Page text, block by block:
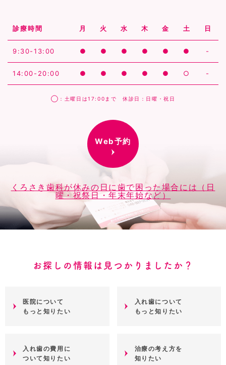
診療時間 月 火 水 木 金 土 日
9:30-13:00 ● ● ● ● ● ● -
14:00-20:00 ● ● ● ● ● ○ -
◯：土曜日は17:00まで 休診日：日曜・祝日
Web予約
くろさき歯科が休みの日に歯で困った場合には（日
曜・祝祭日・年末年始など）
お探しの情報は見つかりましたか？
医院について
もっと知りたい
入れ歯について
もっと知りたい
入れ歯の費用に
ついて知りたい
治療の考え方を
知りたい